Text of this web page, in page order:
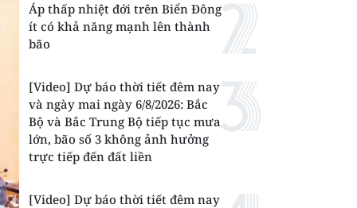
Áp thấp nhiệt đới trên Biển Đông
ít có khả năng mạnh lên thành
bão
[Video] Dự báo thời tiết đêm nay
và ngày mai ngày 6/8/2026: Bắc
Bộ và Bắc Trung Bộ tiếp tục mưa
lớn, bão số 3 không ảnh hưởng
trực tiếp đến đất liền
[Video] Dự báo thời tiết đêm nay